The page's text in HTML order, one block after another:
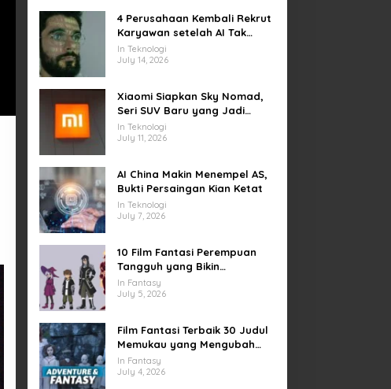
4 Perusahaan Kembali Rekrut
Karyawan setelah AI Tak
Penuhi Harapan
In Teknologi
July 14, 2026
Xiaomi Siapkan Sky Nomad,
Seri SUV Baru yang Jadi
Sorotan Otomotif Dunia
In Teknologi
July 11, 2026
AI China Makin Menempel AS,
Bukti Persaingan Kian Ketat
In Teknologi
July 7, 2026
10 Film Fantasi Perempuan
Tangguh yang Bikin
Terinspirasi, Termasuk Damsel
In Fantasy
July 5, 2026
Film Fantasi Terbaik 30 Judul
Memukau yang Mengubah
Imajinasi
In Fantasy
July 4, 2026